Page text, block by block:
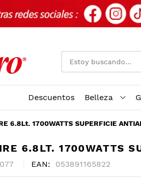
Descuentos Belleza
6.8Lt. 1700WATTS SUPERFICIE
6.8LT. 1700WATTS
EAN 053891165822